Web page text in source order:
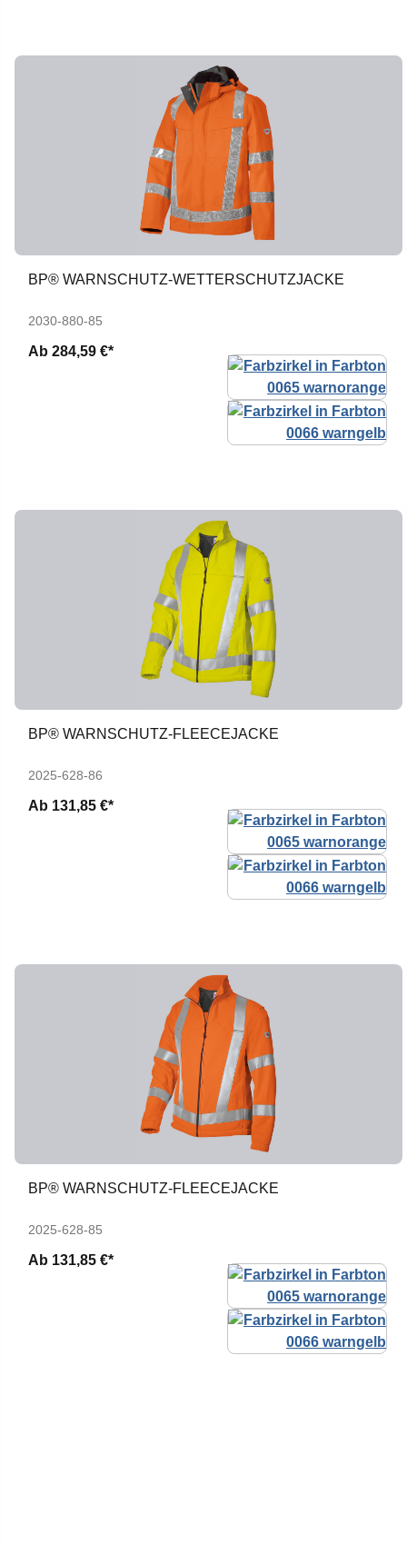
BP® WARNSCHUTZ-WETTERSCHUTZJACKE
2030-880-85
Ab 284,59 €*
BP® WARNSCHUTZ-FLEECEJACKE
2025-628-86
Ab 131,85 €*
BP® WARNSCHUTZ-FLEECEJACKE
2025-628-85
Ab 131,85 €*